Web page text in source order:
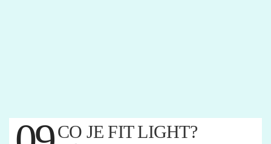
CO JE FIT LIGHT?